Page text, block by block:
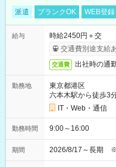
派遣 ブランクOK WEB登
給与
時給2450円＋交
交通費別途支給
交通費 出社時の通
勤務地
東京都港区
六本木駅から徒歩3
IT・Web・通信
勤務時間 9:00～16:00
期間 2026/8/17～長期